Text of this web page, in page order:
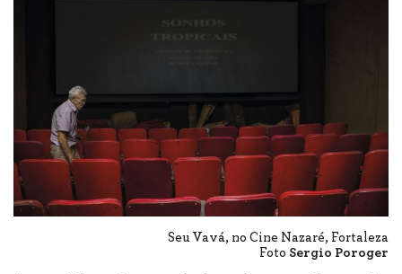
Seu Vavá, no Cine Nazaré, Fortaleza
Foto Sergio Poroger